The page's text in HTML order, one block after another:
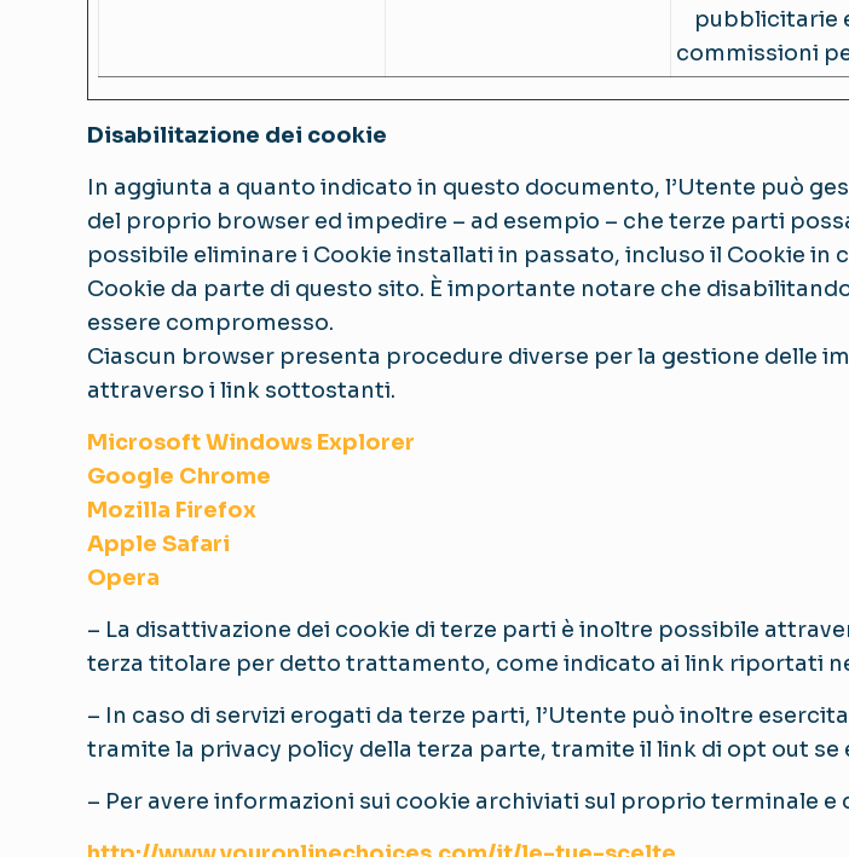
pubblicitarie
commissioni
Disabilitazione dei cookie
In aggiunta a quanto indicato in questo documento, l’Utente può
del proprio browser ed impedire – ad esempio – che terze parti
possibile eliminare i Cookie installati in passato, incluso il Cookie in
Cookie da parte di questo sito. È importante notare che
essere compromesso.
Ciascun browser presenta procedure diverse per la gestione delle
attraverso i link sottostanti.
Microsoft Windows Explorer
Google Chrome
Mozilla Firefox
Apple Safari
Opera
– La disattivazione dei cookie di terze parti è inoltre possibile
terza titolare per detto trattamento, come indicato ai link riportati
– In caso di servizi erogati da terze parti, l’Utente può inoltre
tramite la privacy policy della terza parte, tramite il link di opt out
– Per avere informazioni sui cookie archiviati sul proprio terminale